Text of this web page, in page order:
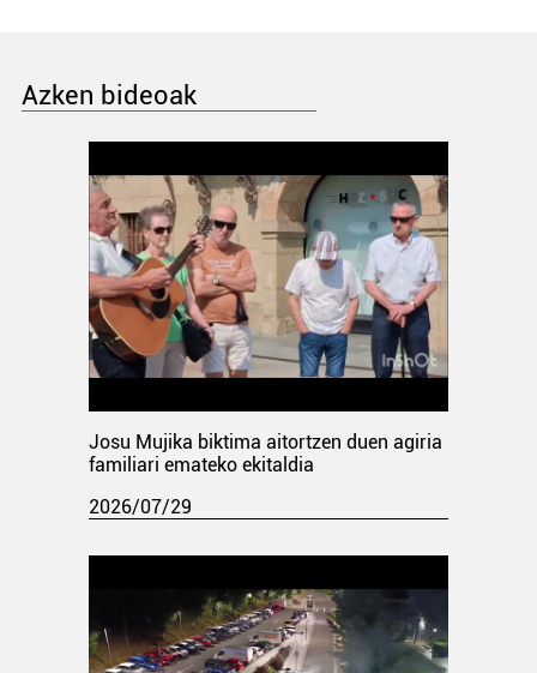
Azken bideoak
Josu Mujika biktima aitortzen duen agiria
familiari emateko ekitaldia
2026/07/29